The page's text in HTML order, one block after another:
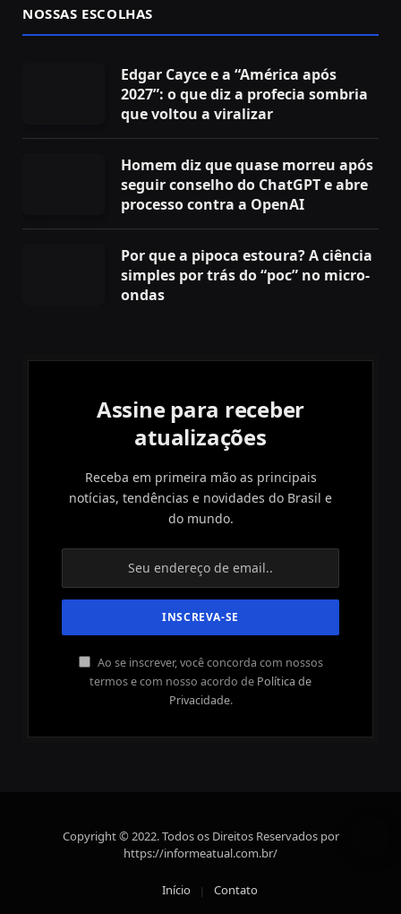
NOSSAS ESCOLHAS
Edgar Cayce e a “América após
2027”: o que diz a profecia sombria
que voltou a viralizar
Homem diz que quase morreu após
seguir conselho do ChatGPT e abre
processo contra a OpenAI
Por que a pipoca estoura? A ciência
simples por trás do “poc” no micro-
ondas
Assine para receber
atualizações
Receba em primeira mão as principais
notícias, tendências e novidades do Brasil e
do mundo.
Ao se inscrever, você concorda com nossos
termos e com nosso acordo de Política de
Privacidade.
Copyright © 2022. Todos os Direitos Reservados por
https://informeatual.com.br/
Início Contato